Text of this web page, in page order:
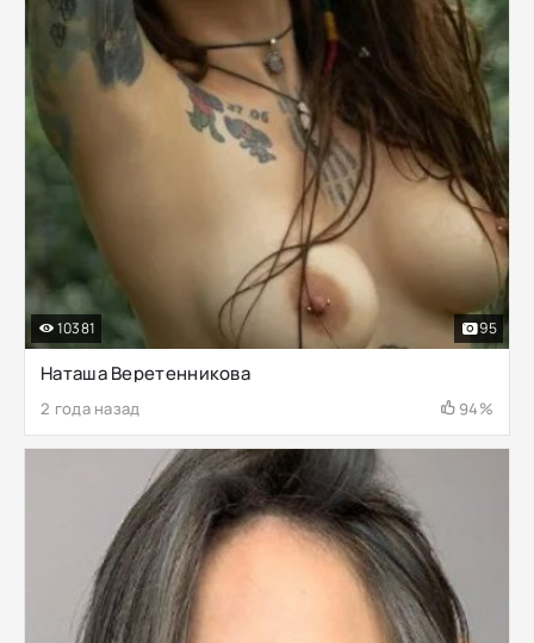
Наташа Веретенникова
2 года назад 94%
10381 95